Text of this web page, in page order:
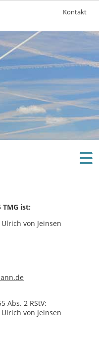
Navigation
Kontakt
ist:
von Jeinsen
Abs. 2 RStV:
von Jeinsen